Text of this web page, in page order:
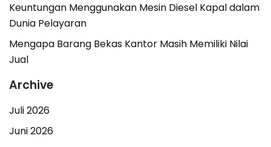
Keuntungan Menggunakan Mesin Diesel Kapal dalam
Dunia Pelayaran
Mengapa Barang Bekas Kantor Masih Memiliki Nilai
Jual
Archive
Juli 2026
Juni 2026